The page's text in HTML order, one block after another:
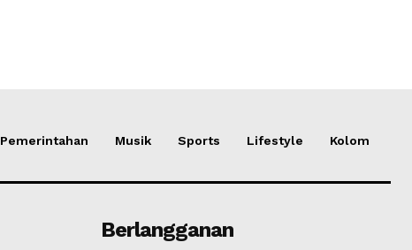
Pemerintahan Musik Sports Lifestyle Kolom
Berlangganan